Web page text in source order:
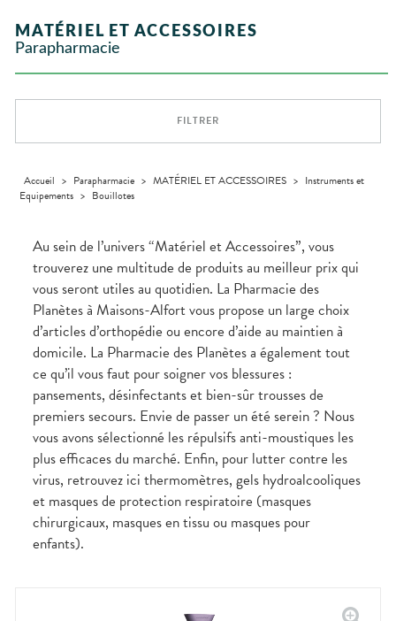
Orthopédie
Trousse à
pharmacie
Compléments
alimentaires
Dispositifs
Vétérinaire
VISAGE-
CORPS-
CHEVEUX
Etendre
Cheveux
Corps
Solaire
Piqûres
Premiers soins
Verrues
Spasmes
Vermifuges
Vitamines
- fatigue
Soins
dentaires
INTIMITÉ
Etendre
Sécheresses
MATÉRIEL ET
ACCESSOIRES
Etendre
ARTICULATIONS
articulaires
Douleurs
Etendre
Prévention
cardio-
OPHTALMOLOGIE
Etendre
oculaires
Sécheresses
des yeux
GORGE
Maux
de gorge
Rhumes
- état
grippaux
Soins
des
oreilles
Toux
grasses
Toux
sèches
SANTÉ-
NUTRITION
Etendre
Boissons et
Aliments
Compléments
alimentaires
SEVRAGE
TABAGIQUE
Etendre
Gommes
Pastilles
Patchs
Sprays
SOINS
DENTAIRES
Etendre
Soins
dentaires
bouche
Gencives
TROUBLES DE
LA
CIRCULATION
Etendre
Jambes
lourdes
NOS
SPÉCIALITÉS
UTILES
PHARMACIES
VIDÉOS DE
DISPOSITIFS
APPLICATION
SCAN
D’ORDONNANCE
MATÉRIEL ET ACCESSOIRES
Parapharmacie
FILTRER
Accueil > Parapharmacie > MATÉRIEL ET ACCESSOIRES > Instruments et
Equipements > Bouillotes
Au sein de l’univers “Matériel et Accessoires”, vous
trouverez une multitude de produits au meilleur prix qui
vous seront utiles au quotidien. La Pharmacie des
Planètes à Maisons-Alfort vous propose un large choix
d’articles d’orthopédie ou encore d’aide au maintien à
domicile. La Pharmacie des Planètes a également tout
ce qu’il vous faut pour soigner vos blessures :
pansements, désinfectants et bien-sûr trousses de
premiers secours. Envie de passer un été serein ? Nous
vous avons sélectionné les répulsifs anti-moustiques les
plus efficaces du marché. Enfin, pour lutter contre les
virus, retrouvez ici thermomètres, gels hydroalcooliques
et masques de protection respiratoire (masques
chirurgicaux, masques en tissu ou masques pour
enfants).